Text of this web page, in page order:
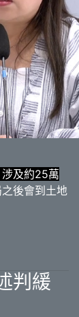
及約25萬
之後會到土地
判緩